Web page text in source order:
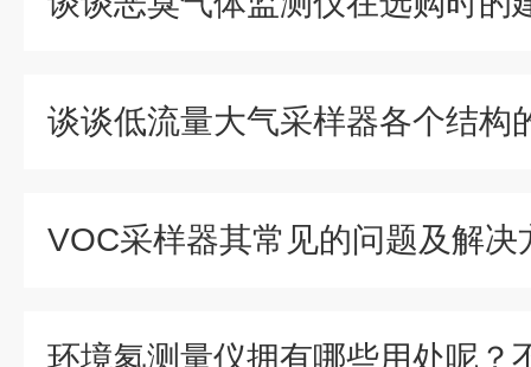
谈谈低流量大气采样器各个结构
VOC采样器其常见的问题及解决